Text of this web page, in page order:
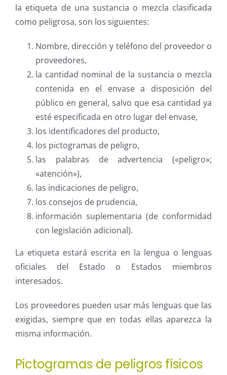
la etiqueta de una sustancia o mezcla clasificada
como peligrosa, son los siguientes:
Nombre, dirección y teléfono del proveedor o
proveedores,
la cantidad nominal de la sustancia o mezcla
contenida en el envase a disposición del
público en general, salvo que esa cantidad ya
esté especificada en otro lugar del envase,
los identificadores del producto,
los pictogramas de peligro,
las palabras de advertencia («peligro»;
«atención»),
las indicaciones de peligro,
los consejos de prudencia,
información suplementaria (de conformidad
con legislación adicional).
La etiqueta estará escrita en la lengua o lenguas
oficiales del Estado o Estados miembros
interesados.
Los proveedores pueden usar más lenguas que las
exigidas, siempre que en todas ellas aparezca la
misma información.
Pictogramas de peligros físicos